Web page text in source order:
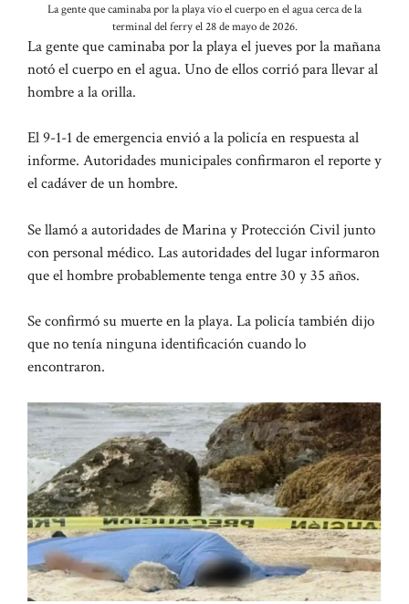
La gente que caminaba por la playa vio el cuerpo en el agua cerca de la
terminal del ferry el 28 de mayo de 2026.
La gente que caminaba por la playa el jueves por la mañana
notó el cuerpo en el agua. Uno de ellos corrió para llevar al
hombre a la orilla.
El 9-1-1 de emergencia envió a la policía en respuesta al
informe. Autoridades municipales confirmaron el reporte y
el cadáver de un hombre.
Se llamó a autoridades de Marina y Protección Civil junto
con personal médico. Las autoridades del lugar informaron
que el hombre probablemente tenga entre 30 y 35 años.
Se confirmó su muerte en la playa. La policía también dijo
que no tenía ninguna identificación cuando lo
encontraron.